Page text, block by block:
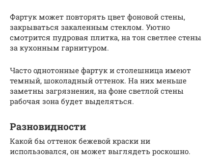
Фартук может повторять цвет фоновой стены,
закрываться закаленным стеклом. Уютно
смотрится пудровая плитка, на тон светлее стены
за кухонным гарнитуром.
Часто однотонные фартук и столешница имеют
темный, шоколадный оттенок. На них меньше
заметны загрязнения, на фоне светлой стены
рабочая зона будет выделяться.
Разновидности
Какой бы оттенок бежевой краски ни
использовался, он может выглядеть роскошно.